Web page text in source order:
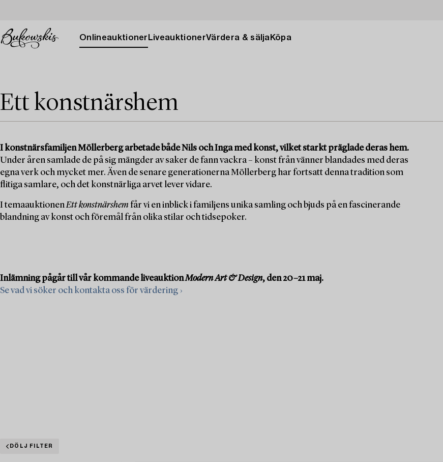
Onlineauktioner LiveauktionerVärdera & sälja Köpa
Ett konstnärshem
I konstnärsfamiljen Möllerberg arbetade både Nils och Inga med konst, vilket starkt präglade deras hem.
Under åren samlade de på sig mängder av saker de fann vackra – konst från vänner blandades med deras
egna verk och mycket mer. Även de senare generationerna Möllerberg har fortsatt denna tradition som
flitiga samlare, och det konstnärliga arvet lever vidare.
I temaauktionenEtt konstnärshem får vi en inblick i familjens unika samling och bjuds på en fascinerande
blandning av konst och föremål från olika stilar och tidsepoker.
Inlämning pågår till vår kommande liveauktionModern Art & Design, den 20–21 maj.
Se vad vi söker och kontakta oss för värdering ›
DÖLJ FILTER